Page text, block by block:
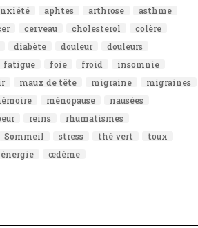
aphtes arthrose
asthme
cerveau cholesterol
colère
diabète douleur
douleurs
fatigue foie froid
insomnie
maux de tête migraine
migraines
ménopause
nausées
reins
rhumatismes
Sommeil stress thé vert
toux
énergie œdème